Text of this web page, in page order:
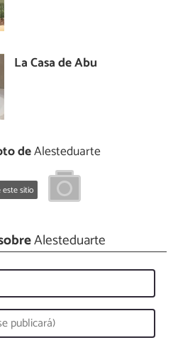
La Casa de Abu
deAlesteduarte
este sitio
Alesteduarte